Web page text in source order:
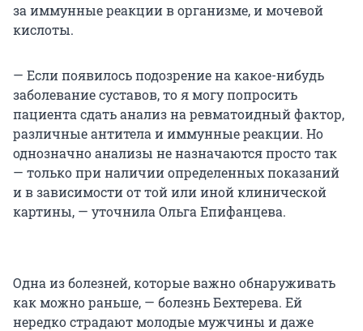
за иммунные реакции в организме, и мочевой
кислоты.
— Если появилось подозрение на какое-нибудь
заболевание суставов, то я могу попросить
пациента сдать анализ на ревматоидный фактор,
различные антитела и иммунные реакции. Но
однозначно анализы не назначаются просто так
— только при наличии определенных показаний
и в зависимости от той или иной клинической
картины, — уточнила Ольга Епифанцева.
Одна из болезней, которые важно обнаруживать
как можно раньше, — болезнь Бехтерева. Ей
нередко страдают молодые мужчины и даже